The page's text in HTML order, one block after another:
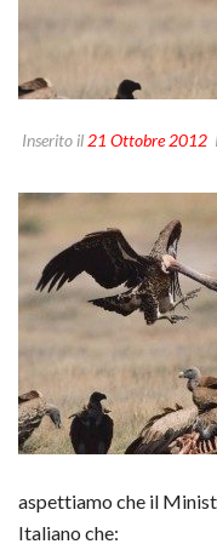
Inserito il 21 Ottobre 2012
aspettiamo che il
Italiano che: